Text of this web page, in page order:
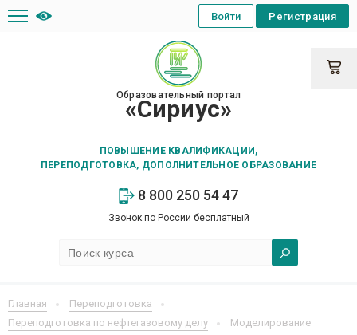
Образовательный портал
«Сириус»
ПОВЫШЕНИЕ КВАЛИФИКАЦИИ,
ПЕРЕПОДГОТОВКА, ДОПОЛНИТЕЛЬНОЕ ОБРАЗОВАНИЕ
8 800 250 54 47
Звонок по России бесплатный
Регистрация
Войти
Главная
Переподготовка
Переподготовка по нефтегазовому делу
Моделирование